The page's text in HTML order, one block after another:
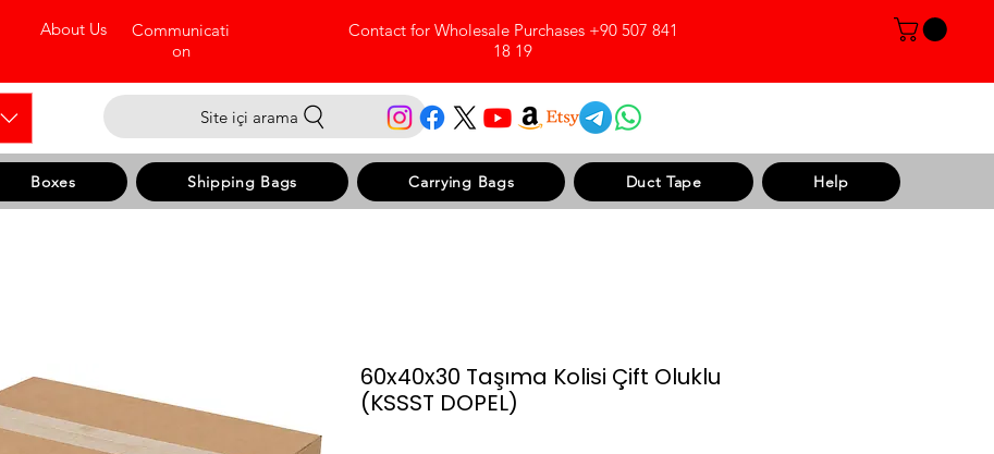
About Us
Communicati
on
Contact for Wholesale Purchases +90 507 841
18 19
Site içi arama
Boxes Shipping Bags Carrying Bags Duct Tape Help
60x40x30 Taşıma Kolisi Çift Oluklu
(KSSST DOPEL)